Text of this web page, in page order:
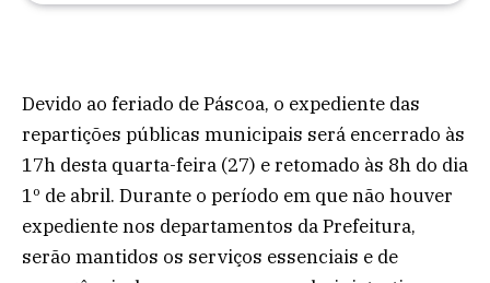
Devido ao feriado de Páscoa, o expediente das
repartições públicas municipais será encerrado às
17h desta quarta-feira (27) e retomado às 8h do dia
1º de abril. Durante o período em que não houver
expediente nos departamentos da Prefeitura,
serão mantidos os serviços essenciais e de